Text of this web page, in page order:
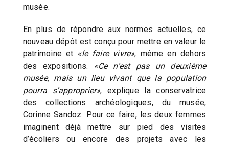
musée.
En plus de répondre aux normes actuelles, ce
nouveau dépôt est conçu pour mettre en valeur le
patrimoine et «le faire vivre», même en dehors
des expositions.
«Ce n’est pas un deuxième
musée, mais un lieu vivant que la population
pourra s’approprier», explique la conservatrice
des collections archéologiques, du musée,
Corinne Sandoz. Pour ce faire, les deux femmes
imaginent déjà mettre sur pied des visites
d’écoliers ou encore des projets avec les